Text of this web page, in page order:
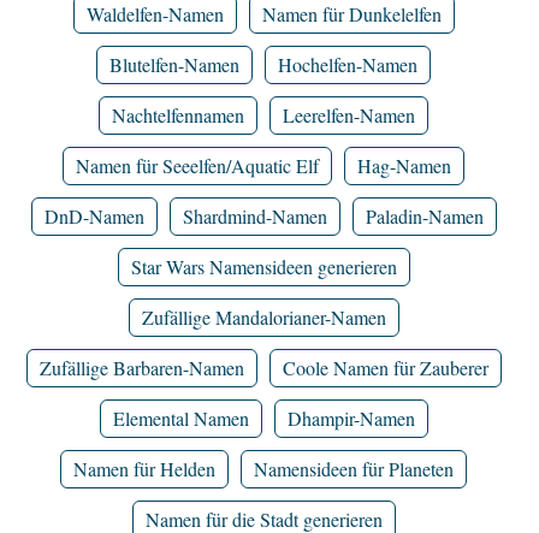
Waldelfen-Namen
Namen für Dunkelelfen
Blutelfen-Namen
Hochelfen-Namen
Nachtelfennamen
Leerelfen-Namen
Namen für Seeelfen/Aquatic Elf
Hag-Namen
DnD-Namen
Shardmind-Namen
Paladin-Namen
Star Wars Namensideen generieren
Zufällige Mandalorianer-Namen
Zufällige Barbaren-Namen
Coole Namen für Zauberer
Elemental Namen
Dhampir-Namen
Namen für Helden
Namensideen für Planeten
Namen für die Stadt generieren